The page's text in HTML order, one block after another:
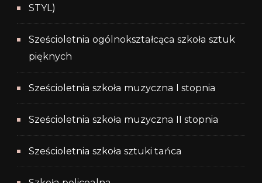
STYL)
Sześcioletnia ogólnokształcąca szkoła sztuk
pięknych
Sześcioletnia szkoła muzyczna I stopnia
Sześcioletnia szkoła muzyczna II stopnia
Sześcioletnia szkoła sztuki tańca